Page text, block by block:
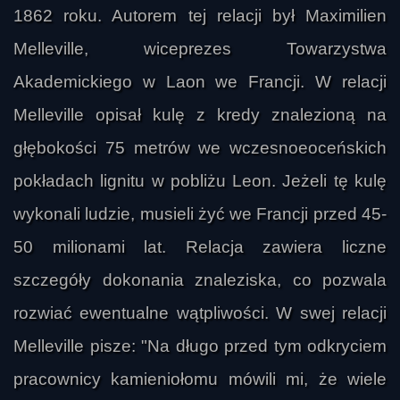
1862 roku. Autorem tej relacji był Maximilien
Melleville, wiceprezes Towarzystwa
Akademickiego w Laon we Francji. W relacji
Melleville opisał kulę z kredy znalezioną na
głębokości 75 metrów we wczesnoeoceńskich
pokładach lignitu w pobliżu Leon. Jeżeli tę kulę
wykonali ludzie, musieli żyć we Francji przed 45-
50 milionami lat. Relacja zawiera liczne
szczegóły dokonania znaleziska, co pozwala
rozwiać ewentualne wątpliwości. W swej relacji
Melleville pisze: "Na długo przed tym odkryciem
pracownicy kamieniołomu mówili mi, że wiele